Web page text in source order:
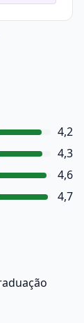
4,2
4,3
4,6
4,7